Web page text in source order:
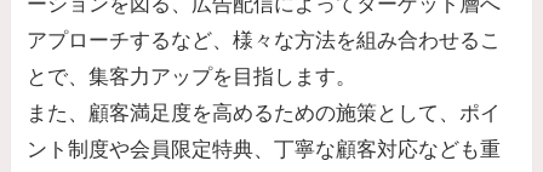
アプローチするなど、様々な方法を組み合わせるこ
とで、集客力アップを目指します。
また、顧客満足度を高めるための施策として、ポイ
ント制度や会員限定特典、丁寧な顧客対応なども重